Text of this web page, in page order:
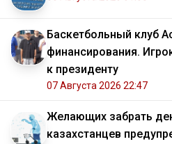
Баскетбольный клуб
финансирования.
к президенту
07 Августа 2026 22:47
Желающих забрать
казахстанцев